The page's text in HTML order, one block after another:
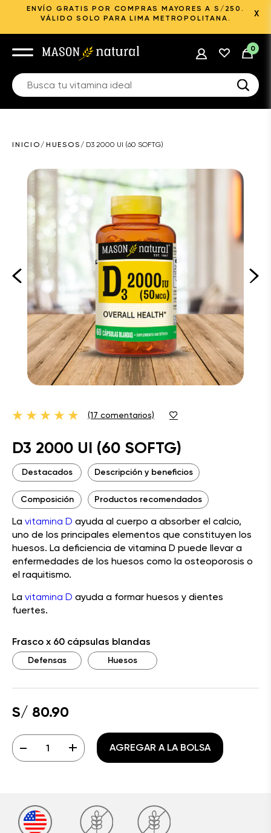
ENVÍO GRATIS POR COMPRAS MAYORES A S/250.
VÁLIDO SOLO PARA LIMA METROPOLITANA.
X
0
INICIO / HUESOS / D3 2000 UI (60 SOFTG)
(17 comentarios)
D3 2000 UI (60 SOFTG)
Destacados Descripción y beneficios
Composición Productos recomendados
La vitamina D ayuda al cuerpo a absorber el calcio,
uno de los principales elementos que constituyen los
huesos. La deficiencia de vitamina D puede llevar a
enfermedades de los huesos como la osteoporosis o
el raquitismo.
La vitamina D ayuda a formar huesos y dientes
fuertes.
Frasco x 60 cápsulas blandas
Defensas Huesos
S/ 80.90
- + AGREGAR A LA BOLSA